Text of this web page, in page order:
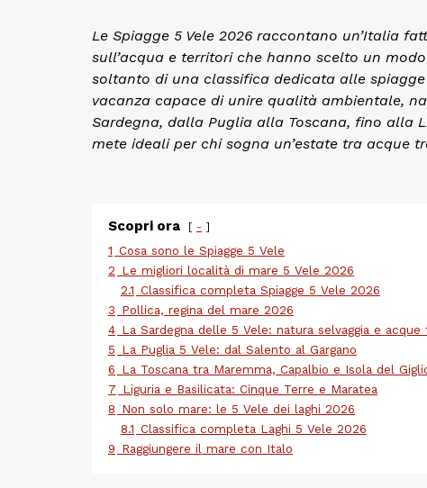
Le Spiagge 5 Vele 2026 raccontano un’Italia
sull’acqua e territori che hanno scelto un
soltanto di una classifica dedicata alle
vacanza capace di unire qualità ambientale,
Sardegna, dalla Puglia alla Toscana, fino alla
mete ideali per chi sogna un’estate tra acque
Scopri ora -
1 Cosa sono le Spiagge 5 Vele
2 Le migliori località di mare 5 Vele 2026
2.1 Classifica completa Spiagge 5 Vele 2026
3 Pollica, regina del mare 2026
4 La Sardegna delle 5 Vele: natura selvaggia e acque
5 La Puglia 5 Vele: dal Salento al Gargano
6 La Toscana tra Maremma, Capalbio e Isola del
7 Liguria e Basilicata: Cinque Terre e Maratea
8 Non solo mare: le 5 Vele dei laghi 2026
8.1 Classifica completa Laghi 5 Vele 2026
9 Raggiungere il mare con Italo